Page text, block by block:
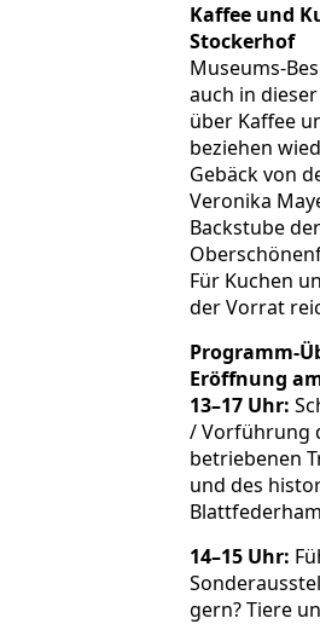
Kaffee und
Stockerhof
Museums-
auch in
über Kaffee
beziehen
Gebäck von
Veronika
Backstube
Für Kuchen
der Vorrat
Programm-
Eröffnung
13–17 Uhr:
/ Vorführung
betriebenen
und des
14–15 Uhr:
gern? Tiere